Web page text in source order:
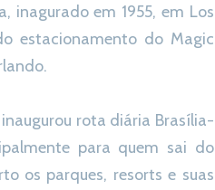
inagurado em 1955, em Los
estacionamento do Magic
rota diária Brasília-
para quem sai do
os parques, resorts e suas